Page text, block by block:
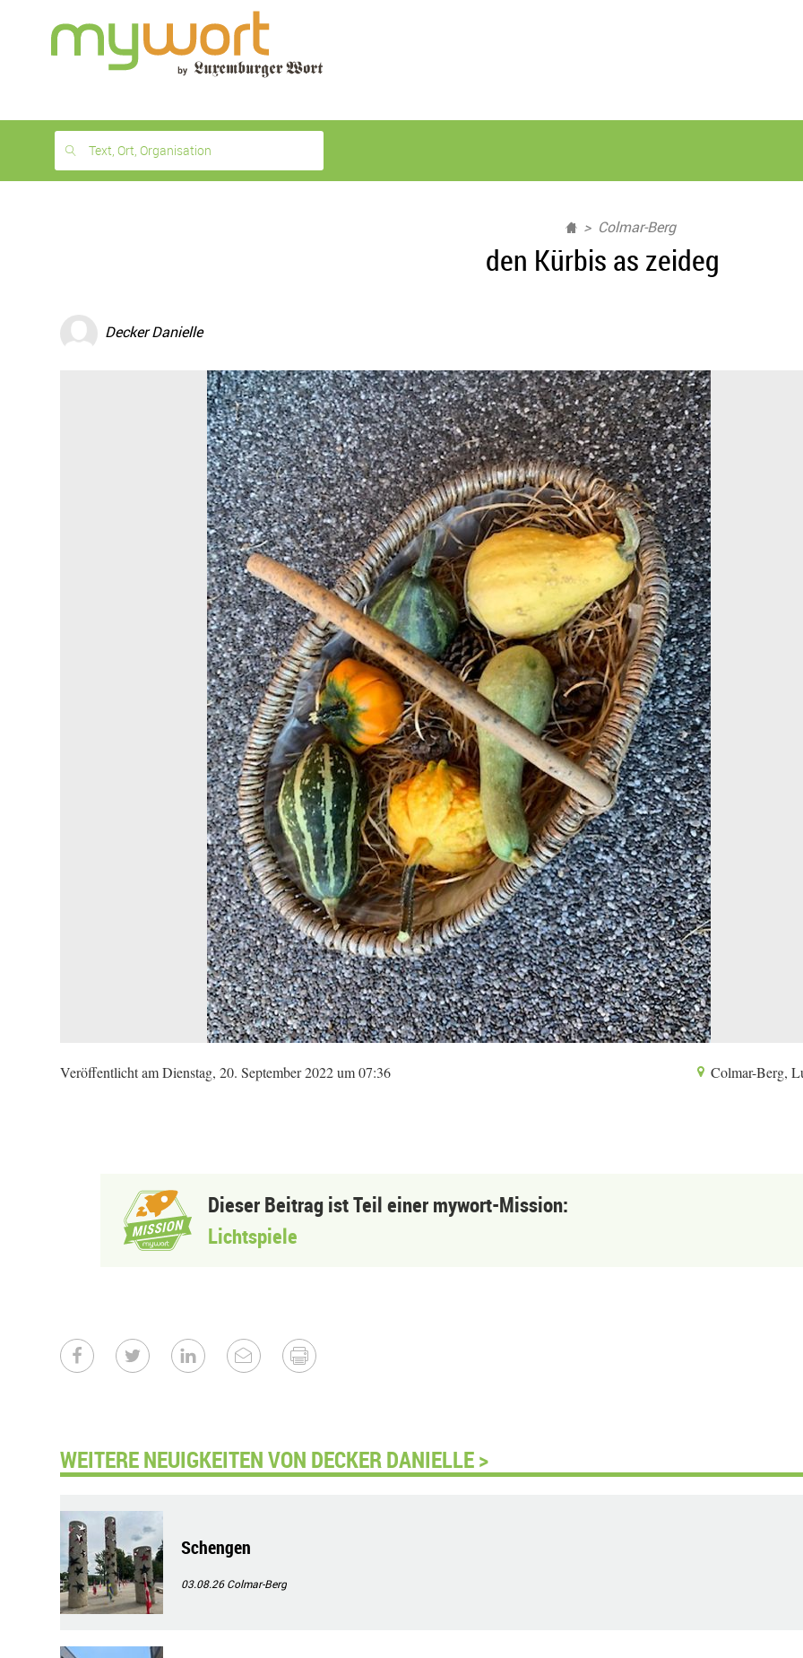
month
free
Text, Ort, Organisation
Colmar-Berg
den Kürbis as zeideg
Decker Danielle
Veröffentlicht am Dienstag, 20. September 2022 um 07:36 Colmar-Berg,
Dieser Beitrag ist Teil einer mywort-Mission:
Lichtspiele
WEITERE NEUIGKEITEN VON DECKER DANIELLE >
Schengen
03.08.26Colmar-Berg